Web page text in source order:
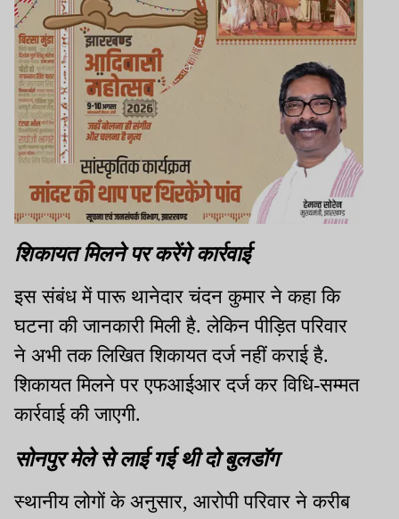
शिकायत मिलने पर करेंगे कार्रवाई
इस संबंध में पारू थानेदार चंदन कुमार ने कहा कि
घटना की जानकारी मिली है. लेकिन पीड़ित परिवार
ने अभी तक लिखित शिकायत दर्ज नहीं कराई है.
शिकायत मिलने पर एफआईआर दर्ज कर विधि-सम्मत
कार्रवाई की जाएगी.
सोनपुर मेले से लाई गई थी दो बुलडॉग
स्थानीय लोगों के अनुसार, आरोपी परिवार ने करीब